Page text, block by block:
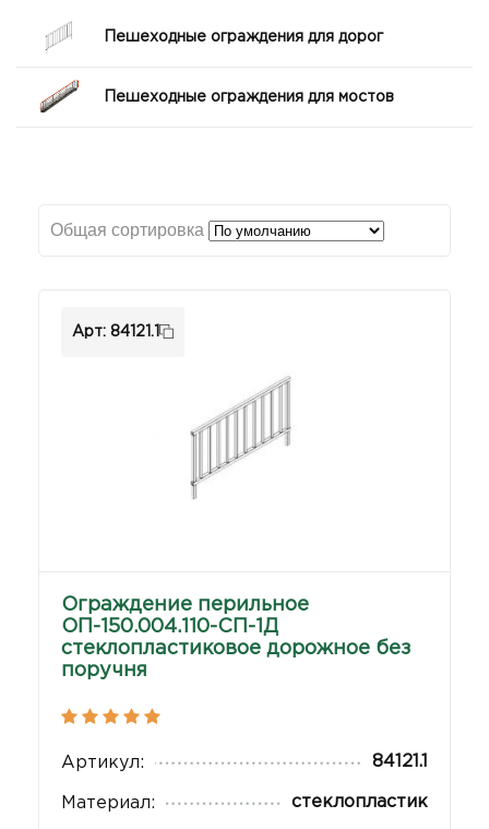
Пешеходные ограждения для дорог
Пешеходные ограждения для мостов
Общая сортировка
Арт: 84121.1
Ограждение перильное
ОП-150.004.110-СП-1Д
стеклопластиковое дорожное без
поручня
Артикул: 84121.1
Материал: стеклопластик